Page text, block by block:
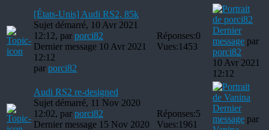
[États-Unis] Audi RS2, 85k
Sujet démarré, 10 Avr 2021
12:12, par porci82
Dernier message 10 Avr 2021
12:12
par porci82
Réponses:0
Vues:1453
Dernier
message par
porci82
10 Avr 2021
12:12
Audi RS2 re-designed
Sujet démarré, 11 Nov 2020
12:02, par porci82
Dernier message 15 Nov 2020
Réponses:5
Vues:1961
Dernier
message par